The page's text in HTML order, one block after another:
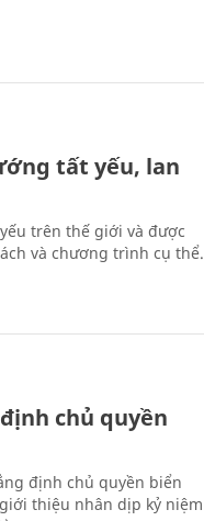
tất yếu, lan
trên thế giới và được
và chương trình cụ thể.
chủ quyền
định chủ quyền biển
thiệu nhân dịp kỷ niệm